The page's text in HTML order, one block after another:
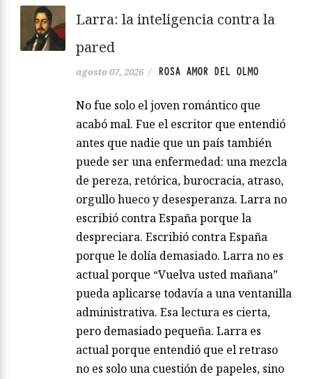
Larra: la inteligencia contra la
pared
agosto 07, 2026 / ROSA AMOR DEL OLMO
No fue solo el joven romántico que
acabó mal. Fue el escritor que entendió
antes que nadie que un país también
puede ser una enfermedad: una mezcla
de pereza, retórica, burocracia, atraso,
orgullo hueco y desesperanza. Larra no
escribió contra España porque la
despreciara. Escribió contra España
porque le dolía demasiado. Larra no es
actual porque “Vuelva usted mañana”
pueda aplicarse todavía a una ventanilla
administrativa. Esa lectura es cierta,
pero demasiado pequeña. Larra es
actual porque entendió que el retraso
no es solo una cuestión de papeles, sino